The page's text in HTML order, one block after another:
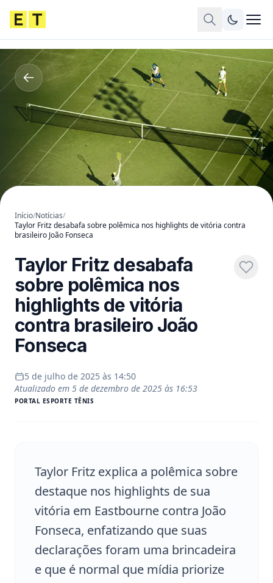
Início/Notícias/
Taylor Fritz desabafa sobre polêmica nos highlights de vitória contra
brasileiro João Fonseca
Taylor Fritz desabafa
sobre polêmica nos
highlights de vitória
contra brasileiro João
Fonseca
5 de julho de 2025 às 14:50
Atualizado em 5 de dezembro de 2025 às 16:53
PORTAL ESPORTE TÊNIS
Taylor Fritz explica a polêmica sobre
destaque nos highlights de sua
vitória em Eastbourne contra João
Fonseca, enfatizando que suas
declarações foram uma brincadeira
e que é normal que mídia priorize